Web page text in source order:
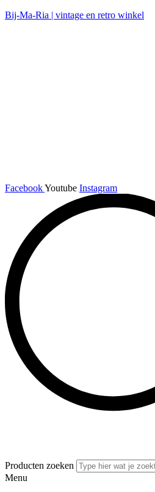
Bij-Ma-Ria | vintage en retro winkel
FacebookYoutube Instagram
Producten zoeken
Menu